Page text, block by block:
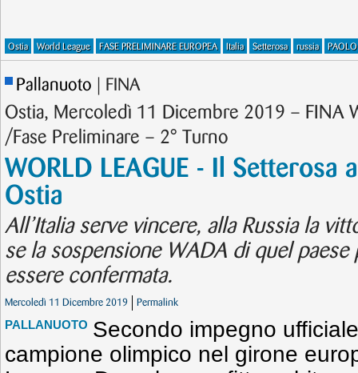
Ostia World League FASE PRELIMINARE EUROPEA Italia Setterosa russia
Pallanuoto | FINA
Ostia, Mercoledì 11 Dicembre 2019 – FINA
/Fase Preliminare – 2° Turno
WORLD LEAGUE - Il Setterosa
Ostia
All’Italia serve vincere, alla Russia la
se la sospensione WADA di quel
essere confermata.
Mercoledì 11 Dicembre 2019 Permalink
PALLANUOTO Secondo impegno
campione olimpico nel girone